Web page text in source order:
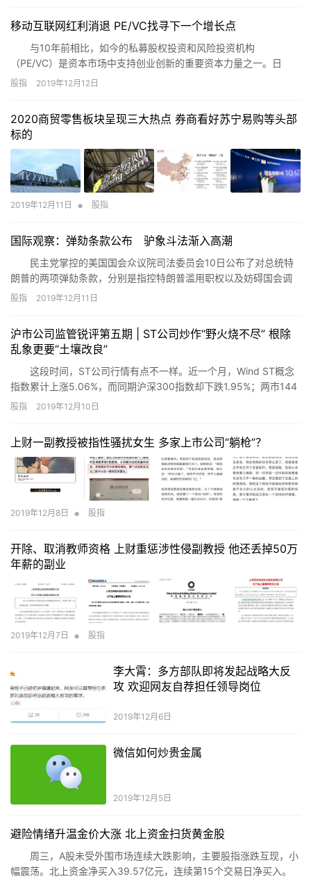
移动互联网红利消退 PE/VC找寻下一个增长点
与10年前相比，如今的私募股权投资和风险投资机构
（PE/VC）是资本市场中支持创业创新的重要资本力量之一。日
前，中国证券投资基金业协会（以下简称“协会”）公布的今年第11期
家；存续备案的私募股权投资基金28466只，基金规模8.57万亿
元，创业投资基金7777只，基金规模1.14万亿元。
股指 2019年12月12日
2020商贸零售板块呈现三大热点 券商看好苏宁易购等头部
标的
2019年12月11日 • 股指
国际观察：弹劾条款公布 驴象斗法渐入高潮
民主党掌控的美国国会众议院司法委员会10日公布了对总统特
朗普的两项弹劾条款，分别是指控特朗普滥用职权以及妨碍国会调
查。众议院民主党人还在当天举行的新闻发布会上强调了弹劾的必
股指 2019年12月11日
沪市公司监管锐评第五期 | ST公司炒作“野火烧不尽” 根除
乱象更要“土壤改良”
这段时间，ST公司行情有点不一样。近一个月，Wind ST概念
指数累计上涨5.06%，而同期沪深300指数却下跌1.95%；两市144
只ST股票中，有12只涨幅超过20%，36只涨幅达到10%以上。其
此场景让人感觉似曾相识，这两年眼看就要熄火的“炒差、炒壳”之风
似乎有死灰复燃的迹象。
股指 2019年12月10日
上财一副教授被指性骚扰女生 多家上市公司“躺枪”？
2019年12月8日 • 股指
开除、取消教师资格 上财重惩涉性侵副教授 他还丢掉50万
年薪的副业
2019年12月7日 • 股指
李大霄：多方部队即将发起战略大反
攻 欢迎网友自荐担任领导岗位
2019年12月6日
微信如何炒贵金属
2019年12月5日
避险情绪升温金价大涨 北上资金扫货黄金股
周三，A股未受外围市场连续大跌影响，主要股指涨跌互现，小
幅震荡。北上资金净买入39.57亿元，连续第15个交易日净买入。